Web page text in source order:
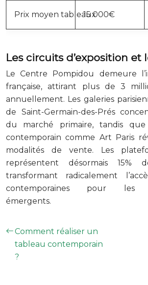
Prix moyen tableaux15 000€
Les circuits d’exposition et
Le Centre Pompidou demeure
française, attirant plus de 3
annuellement. Les galeries
de Saint-Germain-des-Prés
du marché primaire, tandis que
contemporain comme Art Paris
modalités de vente. Les
représentent désormais 15%
transformant radicalement
contemporaines pour les
émergents.
Comment réaliser un
tableau contemporain
?